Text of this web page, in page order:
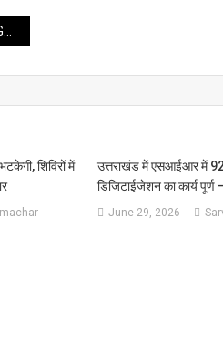
शिविरों में
उत्तराखंड में एसआईआर में
डिजिटाईजेशन का कार्य पूर्ण
June 29, 2026